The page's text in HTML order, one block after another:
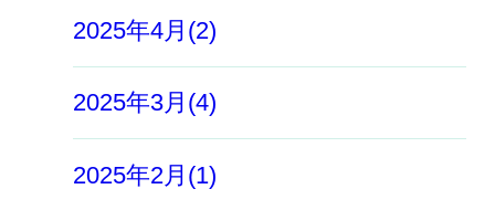
2025年4月(2)
2025年3月(4)
2025年2月(1)